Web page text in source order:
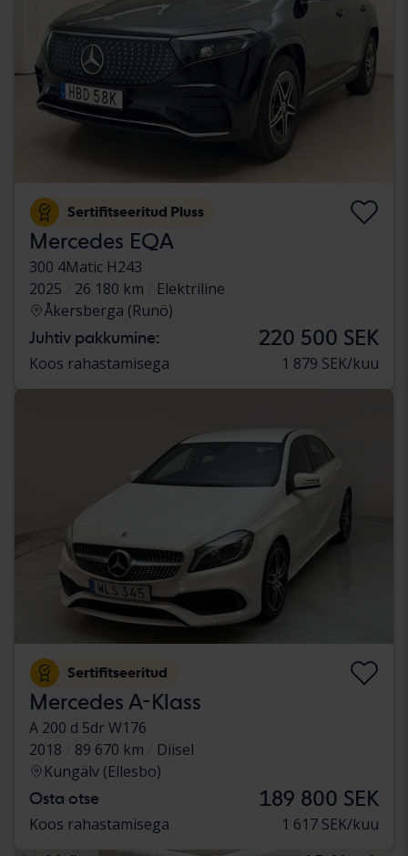
Sertifitseeritud Pluss
Mercedes EQA
300 4Matic H243
2025
26 180 km
Elektriline
Åkersberga (Runö)
Juhtiv pakkumine: 220 500 SEK
Koos rahastamisega 1 879 SEK/kuu
Sertifitseeritud
Mercedes A-Klass
A 200 d 5dr W176
2018
89 670 km
Diisel
Kungälv (Ellesbo)
Osta otse 189 800 SEK
Koos rahastamisega 1 617 SEK/kuu